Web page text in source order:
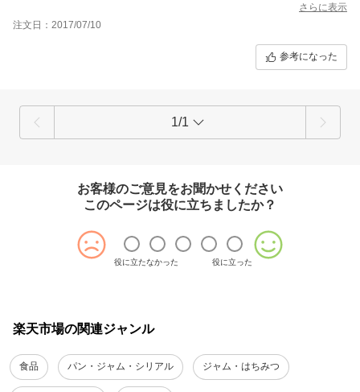
ドロップ自体は良いのに、なんか残念。
さらに表示
注文日：2017/07/10
参考になった
1/1
お客様のご意見をお聞かせください
このページは役に立ちましたか？
役に立たなかった 役に立った
楽天市場の関連ジャンル
食品 パン・ジャム・シリアル ジャム・はちみつ